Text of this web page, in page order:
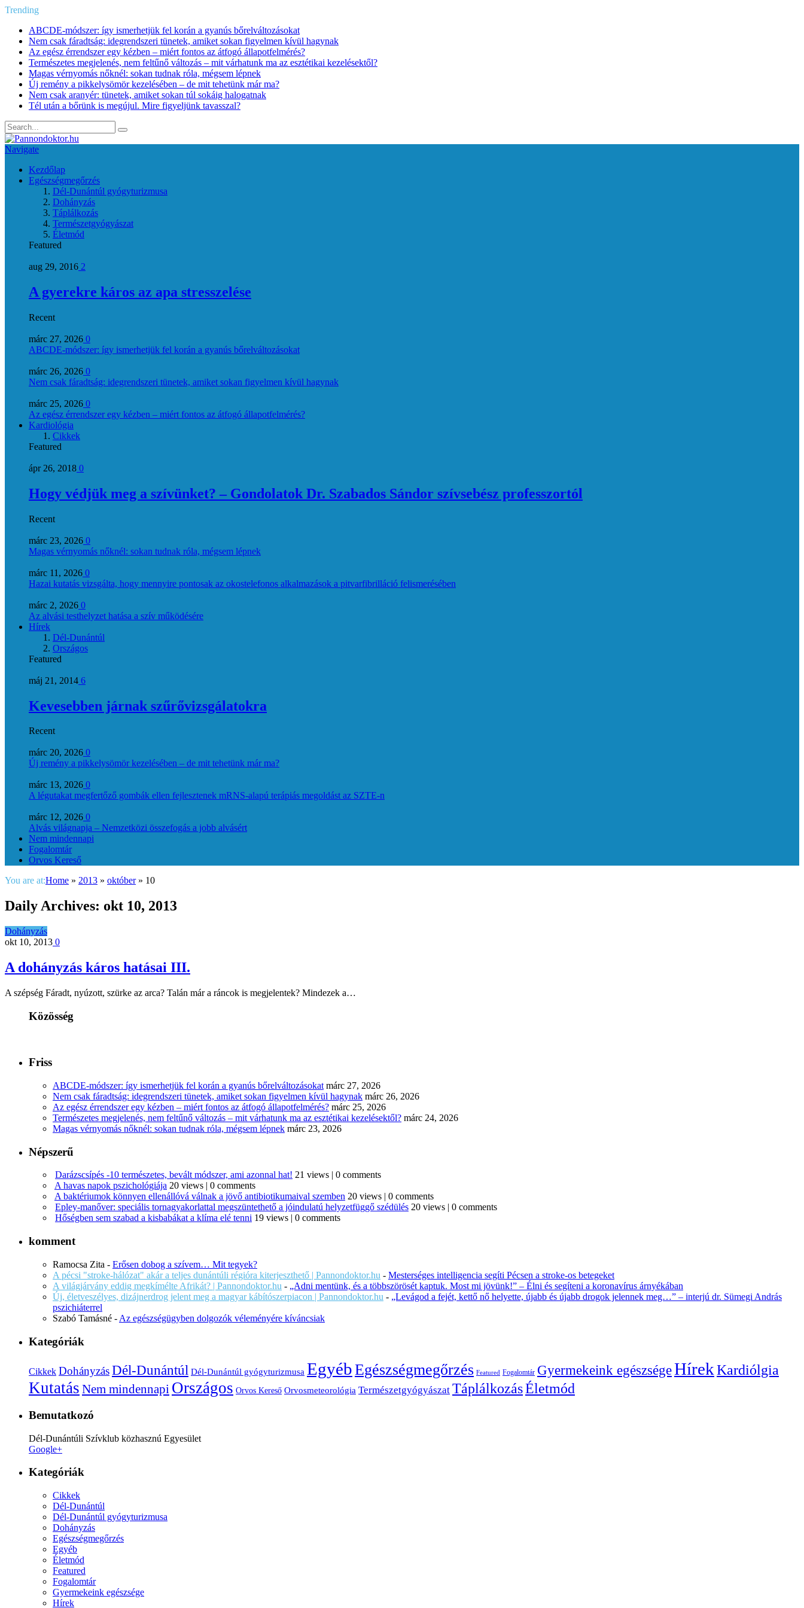
Trending
ABCDE‑módszer: így ismerhetjük fel korán a gyanús bőrelváltozásokat
Nem csak fáradtság: idegrendszeri tünetek, amiket sokan figyelmen kívül hagynak
Az egész érrendszer egy kézben – miért fontos az átfogó állapotfelmérés?
Természetes megjelenés, nem feltűnő változás – mit várhatunk ma az esztétikai kezelésektől?
Magas vérnyomás nőknél: sokan tudnak róla, mégsem lépnek
Új remény a pikkelysömör kezelésében – de mit tehetünk már ma?
Nem csak aranyér: tünetek, amiket sokan túl sokáig halogatnak
Tél után a bőrünk is megújul. Mire figyeljünk tavasszal?
Navigate
Kezdőlap
Egészségmegőrzés
Dél-Dunántúl gyógyturizmusa
Dohányzás
Táplálkozás
Természetgyógyászat
Életmód
Featured
aug 29, 2016 2
A gyerekre káros az apa stresszelése
Recent
márc 27, 2026 0
ABCDE‑módszer: így ismerhetjük fel korán a gyanús bőrelváltozásokat
márc 26, 2026 0
Nem csak fáradtság: idegrendszeri tünetek, amiket sokan figyelmen kívül hagynak
márc 25, 2026 0
Az egész érrendszer egy kézben – miért fontos az átfogó állapotfelmérés?
Kardiológia
Cikkek
Featured
ápr 26, 2018 0
Hogy védjük meg a szívünket? – Gondolatok Dr. Szabados Sándor szívsebész professzortól
Recent
márc 23, 2026 0
Magas vérnyomás nőknél: sokan tudnak róla, mégsem lépnek
márc 11, 2026 0
Hazai kutatás vizsgálta, hogy mennyire pontosak az okostelefonos alkalmazások a pitvarfibrilláció felismerésében
márc 2, 2026 0
Az alvási testhelyzet hatása a szív működésére
Hírek
Dél-Dunántúl
Országos
Featured
máj 21, 2014 6
Kevesebben járnak szűrővizsgálatokra
Recent
márc 20, 2026 0
Új remény a pikkelysömör kezelésében – de mit tehetünk már ma?
márc 13, 2026 0
A légutakat megfertőző gombák ellen fejlesztenek mRNS-alapú terápiás megoldást az SZTE-n
márc 12, 2026 0
Alvás világnapja – Nemzetközi összefogás a jobb alvásért
Nem mindennapi
Fogalomtár
Orvos Kereső
You are at:Home » 2013 » október » 10
Daily Archives: okt 10, 2013
Dohányzás
okt 10, 2013 0
A dohányzás káros hatásai III.
A szépség Fáradt, nyúzott, szürke az arca? Talán már a ráncok is megjelentek? Mindezek a…
Közösség
Friss
ABCDE‑módszer: így ismerhetjük fel korán a gyanús bőrelváltozásokat márc 27, 2026
Nem csak fáradtság: idegrendszeri tünetek, amiket sokan figyelmen kívül hagynak márc 26, 2026
Az egész érrendszer egy kézben – miért fontos az átfogó állapotfelmérés? márc 25, 2026
Természetes megjelenés, nem feltűnő változás – mit várhatunk ma az esztétikai kezelésektől? márc 24, 2026
Magas vérnyomás nőknél: sokan tudnak róla, mégsem lépnek márc 23, 2026
Népszerű
Darázscsípés -10 természetes, bevált módszer, ami azonnal hat! 21 views | 0 comments
A havas napok pszichológiája 20 views | 0 comments
A baktériumok könnyen ellenállóvá válnak a jövő antibiotikumaival szemben 20 views | 0 comments
Epley-manőver: speciális tornagyakorlattal megszüntethető a jóindulatú helyzetfüggő szédülés 20 views | 0 comments
Hőségben sem szabad a kisbabákat a klíma elé tenni 19 views | 0 comments
komment
Ramocsa Zita - Erősen dobog a szívem… Mit tegyek?
A pécsi "stroke-hálózat" akár a teljes dunántúli régióra kiterjeszthető | Pannondoktor.hu - Mesterséges intelligencia segíti Pécsen a stroke-os betegeket
A világjárvány eddig megkímélte Afrikát? | Pannondoktor.hu - „Adni mentünk, és a többszörösét kaptuk. Most mi jövünk!” – Élni és segíteni a koronavírus árnyékában
Új, életveszélyes, dizájnerdrog jelent meg a magyar kábítószerpiacon | Pannondoktor.hu - „Levágod a fejét, kettő nő helyette, újabb és újabb drogok jelennek meg…” – interjú dr. Sümegi András
pszichiáterrel
Szabó Tamásné - Az egészségügyben dolgozók véleményére kíváncsiak
Kategóriák
Cikkek DohányzásDél-Dunántúl Dél-Dunántúl gyógyturizmusa EgyébEgészségmegőrzés Featured Fogalomtár Gyermekeink egészségeHírekKardiólgia
Kutatás Nem mindennapi Országos Orvos Kereső Orvosmeteorológia Természetgyógyászat TáplálkozásÉletmód
Bemutatkozó
Dél-Dunántúli Szívklub közhasznú Egyesület
Google+
Kategóriák
Cikkek
Dél-Dunántúl
Dél-Dunántúl gyógyturizmusa
Dohányzás
Egészségmegőrzés
Egyéb
Életmód
Featured
Fogalomtár
Gyermekeink egészsége
Hírek